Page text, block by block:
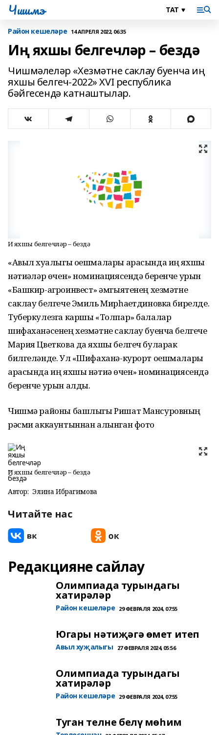
Чишмэ
Район кешеләре 14 АПРЕЛЯ 2022, 06:35
Иң яхшы белгечләр – бездә
Чишмәлеләр «Хезмәтне саклау буенча иң
яхшы белгеч-2022» XVI республика
бәйгесендә катнаштылар.
Иң яхшы белгечләр – бездә
«Авыл хуҗалыгы оешмалары арасында иң яхшы
нәтиҗәләр өчен» номинациясендә беренче урын
«Башкир-агроинвест» җәмгыятенең хезмәтне
саклау белгече Эмиль Мирһаҗетдиновка бирелде.
Туберкулезга каршы «Толпар» балалар
шифаханәсенең хезмәтне саклау буенча белгече
Мария Цветкова да яхшы белгеч буларак
билгеләнде. Ул «Шифаханә-курорт оешмалары
арасында иң яхшы нәтиҗә өчен» номинациясендә
беренче урын алды.
Чишмә районы башлыгы Ришат Мансуровның
рәсми аккаунтыннан алынган фото
Иң яхшы белгечләр – бездә
Автор: Элина Ибрагимова
Читайте нас
Редакцияне сайлау
Олимпиада турындагы
хатирәләр
Район кешеләре 29 ФЕВРАЛЯ 2024, 07:55
Югары нәтиҗәгә өмет итеп
Авыл хуҗалыгы 27 ФЕВРАЛЯ 2024, 05:56
Олимпиада турындагы
хатирәләр
Район кешеләре 29 ФЕВРАЛЯ 2024, 07:55
Туган телне белү мөһим